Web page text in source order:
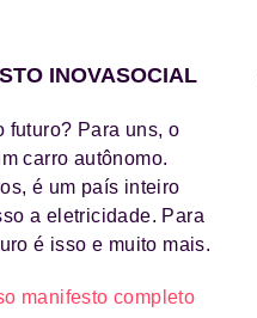
INOVASOCIAL
futuro? Para uns, o
carro autônomo.
é um país inteiro
a eletricidade. Para
é isso e muito mais.
manifesto completo